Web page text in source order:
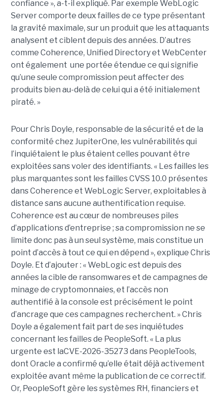
confiance », a-t-il expliqué. Par exemple WebLogic
Server comporte deux failles de ce type présentant
la gravité maximale, sur un produit que les attaquants
analysent et ciblent depuis des années. D’autres
comme Coherence, Unified Directory et WebCenter
ont également une portée étendue ce qui signifie
qu’une seule compromission peut affecter des
produits bien au-delà de celui qui a été initialement
piraté. »
Pour Chris Doyle, responsable de la sécurité et de la
conformité chez JupiterOne, les vulnérabilités qui
l’inquiétaient le plus étaient celles pouvant être
exploitées sans voler des identifiants. « Les failles les
plus marquantes sont les failles CVSS 10.0 présentes
dans Coherence et WebLogic Server, exploitables à
distance sans aucune authentification requise.
Coherence est au cœur de nombreuses piles
d’applications d’entreprise ; sa compromission ne se
limite donc pas à un seul système, mais constitue un
point d’accès à tout ce qui en dépend », explique Chris
Doyle. Et d’ajouter : « WebLogic est depuis des
années la cible de ransomwares et de campagnes de
minage de cryptomonnaies, et l’accès non
authentifié à la console est précisément le point
d’ancrage que ces campagnes recherchent. » Chris
Doyle a également fait part de ses inquiétudes
concernant les failles de PeopleSoft. « La plus
urgente est laCVE-2026-35273 dans PeopleTools,
dont Oracle a confirmé qu’elle était déjà activement
exploitée avant même la publication de ce correctif.
Or, PeopleSoft gère les systèmes RH, financiers et